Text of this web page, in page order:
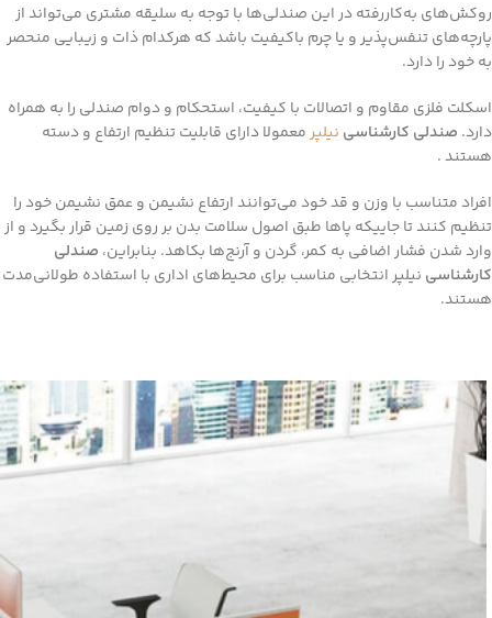
روکش‌های به‌کاررفته در این صندلی‌ها با توجه به سلیقه مشتری می‌تواند از
پارچه‌های تنفس‌پذیر و یا چرم باکیفیت باشد که هرکدام ذات و زیبایی منحصر
به خود را دارد.
اسکلت فلزی مقاوم و اتصالات با کیفیت، استحکام و دوام صندلی را به همراه
دارد. صندلی کارشناسی نیلپرمعمولا دارای قابلیت تنظیم ارتفاع و دسته
هستند .
افراد متناسب با وزن و قد خود می‌توانند ارتفاع نشیمن و عمق نشیمن خود را
تنظیم کنند تا جاییکه پاها طبق اصول سلامت بدن بر روی زمین قرار بگیرد و از
وارد شدن فشار اضافی به کمر، گردن و آرنج‌ها بکاهد. بنابراین، صندلی‌
کارشناسی نیلپر انتخابی مناسب برای محیط‌های اداری با استفاده طولانی‌مدت
هستند.